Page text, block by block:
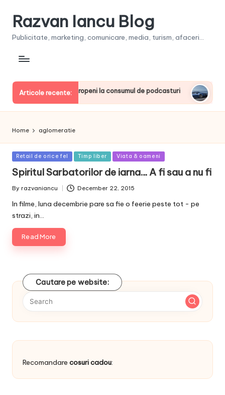
Razvan Iancu Blog
Publicitate, marketing, comunicare, media, turism, afaceri...
Articole recente:
printre liderii europeni la consumul de podcasturi Clienţii
June 20,
Home aglomeratie
Posted
Retail de orice fel Timp liber Viata & oameni
Spiritul Sarbatorilor de iarna… A fi sau a nu fi
Posted
By razvaniancu December 22, 2015
In filme, luna decembrie pare sa fie o feerie peste tot - pe
strazi, in…
Read More
Cautare pe website:
Recomandare cosuri cadou: